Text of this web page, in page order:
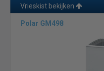
Vrieskist bekijken
Polar GM498